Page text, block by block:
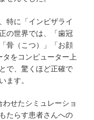
特に「インビザライ
の世界では、「歯冠
骨（こつ）」「お顔
タをコンピューター上
で、驚くほど正確で
ます。
せたシミュレーショ
たらす患者さんへの